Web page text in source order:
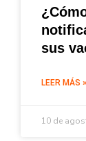
sus
LEER MÁS »
10 de